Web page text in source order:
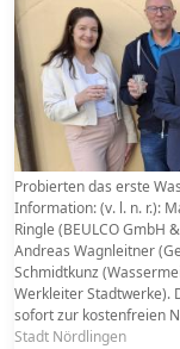
Probierten das erste
Information: (v. l. n. r.):
Ringle (BEULCO GmbH
Andreas Wagnleitner
Schmidtkunz
Werkleiter Stadtwerke).
sofort zur kostenfreien
Stadt Nördlingen